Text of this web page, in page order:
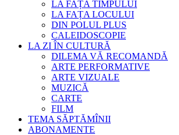
LA FAȚA TIMPULUI
LA FAȚA LOCULUI
DIN POLUL PLUS
CALEIDOSCOPIE
LA ZI ÎN CULTURĂ
DILEMA VĂ RECOMANDĂ
ARTE PERFORMATIVE
ARTE VIZUALE
MUZICĂ
CARTE
FILM
TEMA SĂPTĂMÎNII
ABONAMENTE